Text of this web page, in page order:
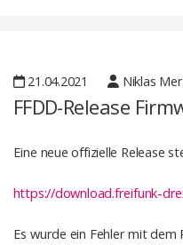
21.04.2021 Niklas
FFDD-Release
Eine neue offizielle Release
https://download.freifunk-
Es wurde ein Fehler mit